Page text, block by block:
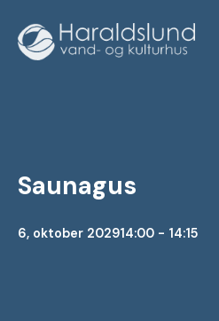
Saunagus
6, oktober 202914:00 - 14:15